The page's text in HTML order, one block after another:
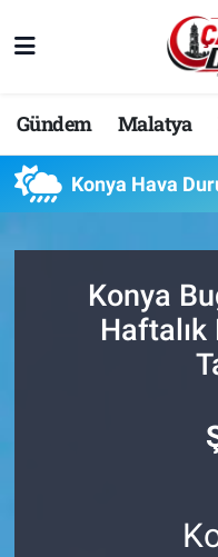
Gündem Malatya
Konya Hava
Konya
Hava Durumu
Malatya Namaz
Trafik Durumu
Süper Lig Puan
Son Dakika